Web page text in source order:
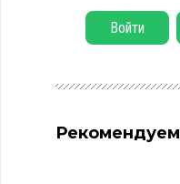
Войти
Рекомендуем